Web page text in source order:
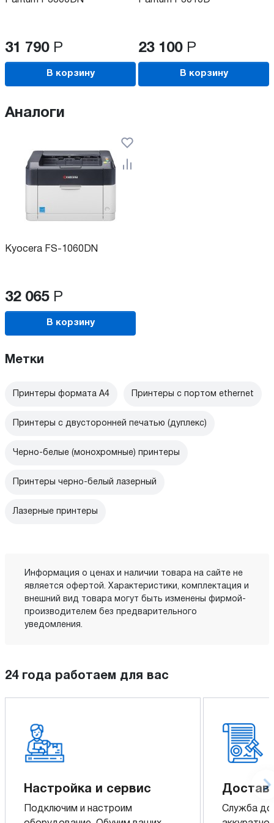
31 790 Р
В корзину
23 100 Р
В корзину
Аналоги
Kyocera FS-1060DN
32 065 Р
В корзину
Метки
Принтеры формата А4 Принтеры с портом ethernet
Принтеры с двусторонней печатью (дуплекс)
Черно-белые (монохромные) принтеры
Принтеры черно-белый лазерный
Лазерные принтеры
Информация о ценах и наличии товара на сайте не
является офертой. Характеристики, комплектация и
внешний вид товара могут быть изменены фирмой-
производителем без предварительного
уведомления.
24 года работаем для вас
Настройка и сервис
Подключим и настроим
Служба